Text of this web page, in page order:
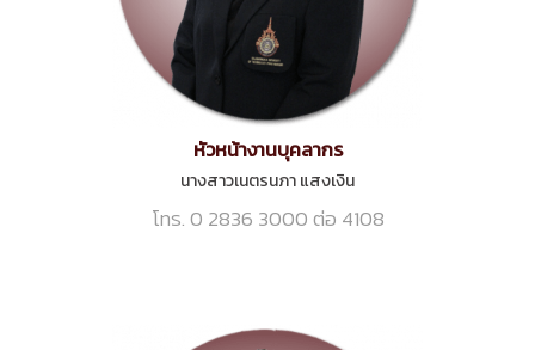
หัวหน้างานบุคลากร
นางสาวเนตรนภา แสงเงิน
โทร. 0 2836 3000 ต่อ 4108